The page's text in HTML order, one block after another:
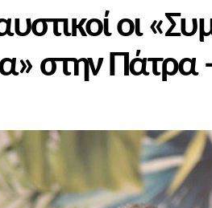
οι
στην Πάτρα